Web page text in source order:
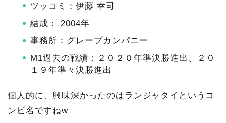
ツッコミ：伊藤 幸司
結成： 2004年
事務所：グレープカンパニー
M1過去の戦績：２０２０年準決勝進出、２０
１９年準々決勝進出
個人的に、興味深かったのはランジャタイというコ
ンビ名ですねw